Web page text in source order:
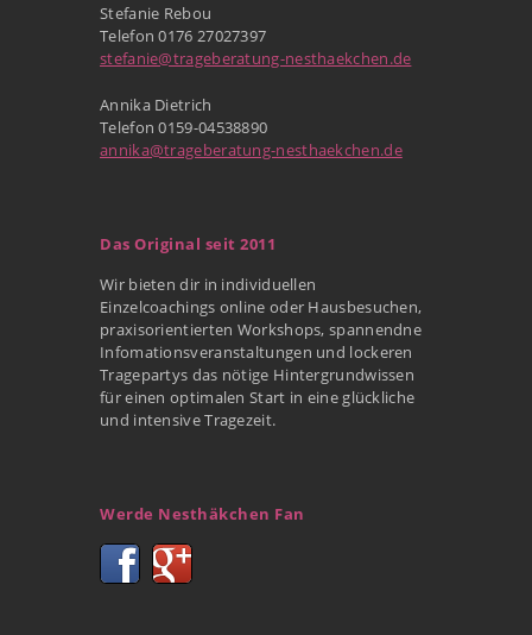
Stefanie Rebou
Telefon 0176 27027397
stefanie@trageberatung-nesthaekchen.de
Annika Dietrich
Telefon 0159-04538890
annika@trageberatung-nesthaekchen.de
Das Original seit 2011
Wir bieten dir in individuellen
Einzelcoachings online oder Hausbesuchen,
praxisorientierten Workshops, spannendne
Infomationsveranstaltungen und lockeren
Tragepartys das nötige Hintergrundwissen
für einen optimalen Start in eine glückliche
und intensive Tragezeit.
Werde Nesthäkchen Fan